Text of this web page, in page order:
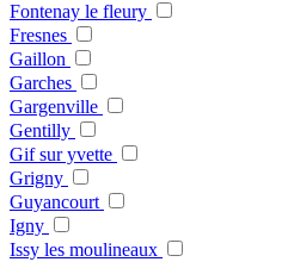
Fontenay le fleury
Fresnes
Gaillon
Garches
Gargenville
Gentilly
Gif sur yvette
Grigny
Guyancourt
Igny
Issy les moulineaux